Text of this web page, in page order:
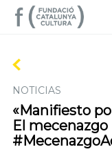
NOTICIAS
«Manifiesto
El